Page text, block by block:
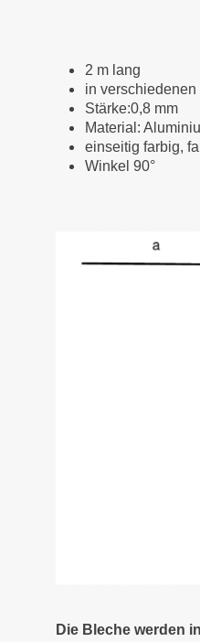
2 m lang
in
Stärke:0,8 mm
Material:
einseitig farbig,
Winkel 90°
Die Bleche werden